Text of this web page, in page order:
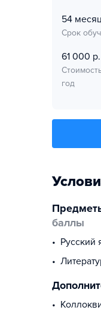
54
Срок
61 000 р.
год
баллы
русский